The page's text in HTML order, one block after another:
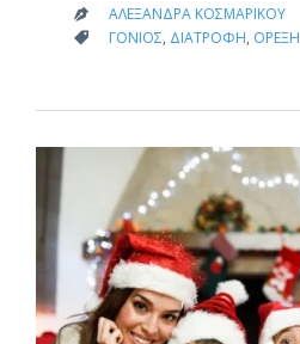
 ΑΛΕΞΆΝΔΡΑ ΚΟΣΜΑΡΊΚΟΥ
 CATEGORY
ΓΟΝΙΌΣ, ΔΙΑΤΡΟΦΉ, ΌΡΕΞΗ